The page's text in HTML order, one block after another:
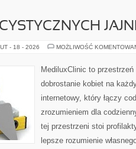
- 18 - 2026 MOŻLIWOŚĆ
MediluxClinic to
dobrostanie kobiet na
internetowy, który łączy
zrozumieniem dla
tej przestrzeni stoi
lepsze rozumienie